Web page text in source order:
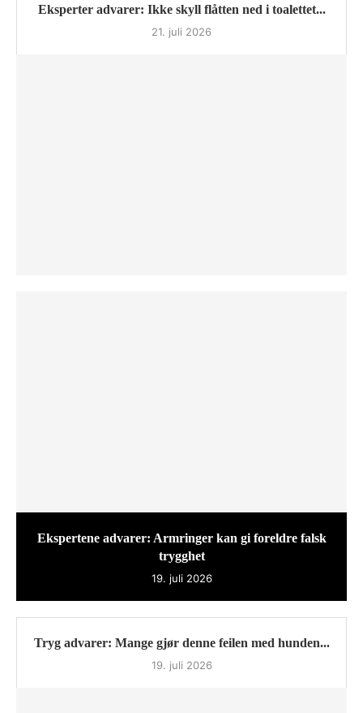
Eksperter advarer: Ikke skyll flåtten ned i toalettet...
21. juli 2026
Ekspertene advarer: Armringer kan gi foreldre falsk
trygghet
19. juli 2026
Tryg advarer: Mange gjør denne feilen med hunden...
19. juli 2026